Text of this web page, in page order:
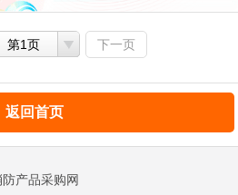
第1页 下一页
返回首页
防产品采购网